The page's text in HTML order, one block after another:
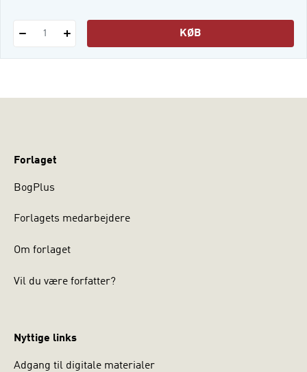
1 KØB
Forlaget
BogPlus
Forlagets medarbejdere
Om forlaget
Vil du være forfatter?
Nyttige links
Adgang til digitale materialer